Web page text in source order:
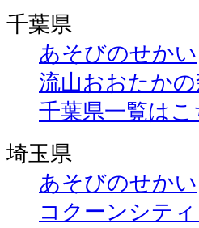
千葉県
あそびのせかい
流山おおたかの
千葉県一覧はこ
埼玉県
あそびのせかい
コクーンシテ